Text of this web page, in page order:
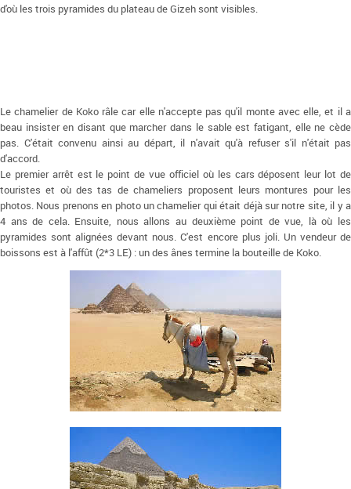
d'où les trois pyramides du plateau de Gizeh sont visibles.
Le chamelier de Koko râle car elle n'accepte pas qu'il monte avec elle, et il a
beau insister en disant que marcher dans le sable est fatigant, elle ne cède
pas. C'était convenu ainsi au départ, il n'avait qu'à refuser s'il n'était pas
d'accord.
Le premier arrêt est le point de vue officiel où les cars déposent leur lot de
touristes et où des tas de chameliers proposent leurs montures pour les
photos. Nous prenons en photo un chamelier qui était déjà sur notre site, il y a
4 ans de cela. Ensuite, nous allons au deuxième point de vue, là où les
pyramides sont alignées devant nous. C'est encore plus joli. Un vendeur de
boissons est à l'affût (2*3 LE) : un des ânes termine la bouteille de Koko.